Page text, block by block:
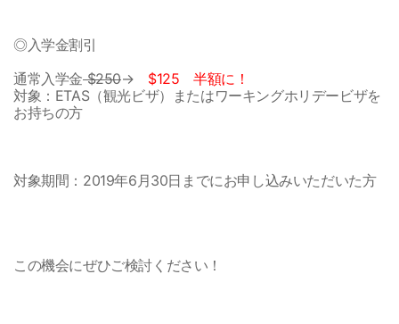
◎入学金割引
通常入学金$250→ $125 半額に！
対象：ETAS（観光ビザ）またはワーキングホリデービザを
お持ちの方
対象期間：2019年6月30日までにお申し込みいただいた方
この機会にぜひご検討ください！